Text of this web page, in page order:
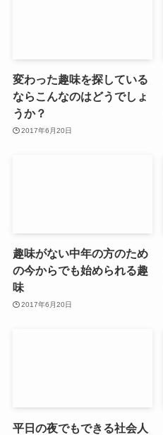
変わった趣味を探している
ならこんなのはどうでしょ
うか？
2017年6月20日
趣味がない中年の方のため
の今からでも始められる趣
味
2017年6月20日
平日の夜でもできる社会人